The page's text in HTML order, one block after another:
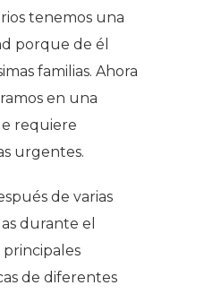
tenemos una
porque de él
familias. Ahora
en una
requiere
urgentes.
de varias
durante el
de diferentes